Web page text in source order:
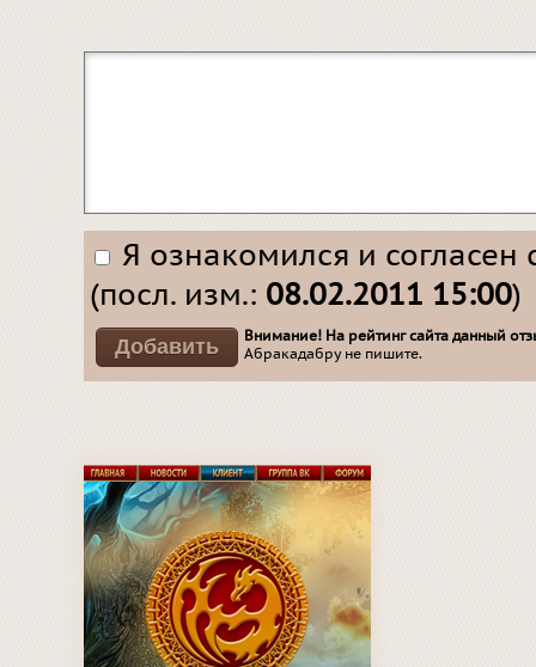
Я ознакомился и согласен
(посл. изм.: 08.02.2011 15:00)
Внимание! На рейтинг сайта данный
Абракадабру не пишите.